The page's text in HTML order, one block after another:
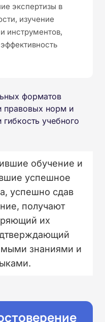
экспертизы в
изучение
инструментов,
форматов
правовых норм и
гибкость учебного
обучение и
успешное
успешно сдав
получают
их
знаниями и